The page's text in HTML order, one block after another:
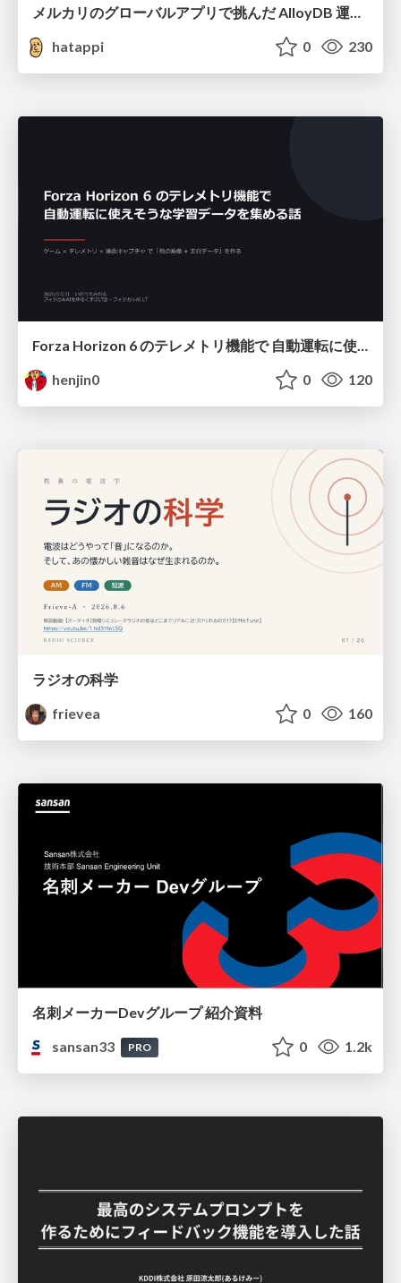
メルカリのグローバルアプリで挑んだ AlloyDB 運用と課題解決の実践記
hatappi
0 230
Forza Horizon 6 のテレメトリ機能で 自動運転に使えそうな学習データを集める話
henjin0
0 120
ラジオの科学
frievea
0 160
名刺メーカーDevグループ 紹介資料
sansan33
PRO 0 1.2k